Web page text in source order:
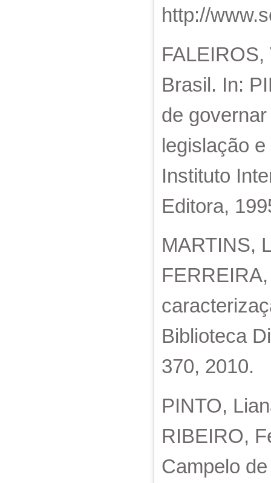
http://
Brasil. In:
de
legislação
Instituto
Editora,
MARTINS,
Biblioteca
370, 2010.
PINTO,
RIBEIRO,
Campelo